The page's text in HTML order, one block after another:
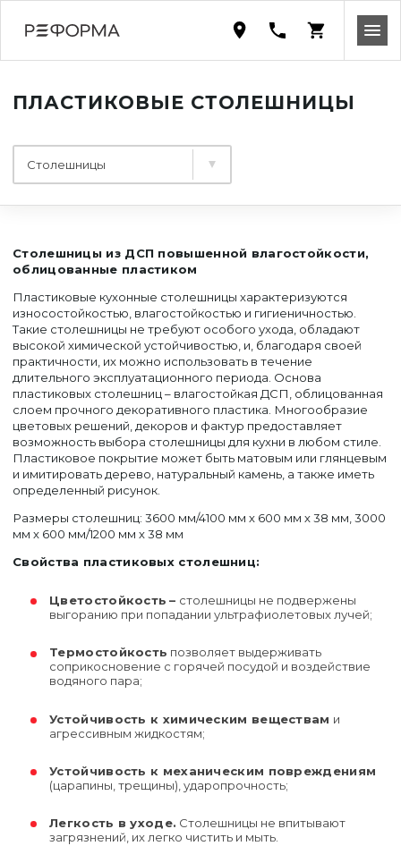
ПЛАСТИКОВЫЕ СТОЛЕШНИЦЫ
Столешницы
Столешницы из ДСП повышенной влагостойкости,
облицованные пластиком
Пластиковые кухонные столешницы характеризуются
износостойкостью, влагостойкостью и гигиеничностью.
Такие столешницы не требуют особого ухода, обладают
высокой химической устойчивостью, и, благодаря своей
практичности, их можно использовать в течение
длительного эксплуатационного периода. Основа
пластиковых столешниц – влагостойкая ДСП, облицованная
слоем прочного декоративного пластика. Многообразие
цветовых решений, декоров и фактур предоставляет
возможность выбора столешницы для кухни в любом стиле.
Пластиковое покрытие может быть матовым или глянцевым
и имитировать дерево, натуральный камень, а также иметь
определенный рисунок.
Размеры столешниц: 3600 мм/4100 мм х 600 мм х 38 мм, 3000
мм х 600 мм/1200 мм х 38 мм
Свойства пластиковых столешниц:
Цветостойкость – столешницы не подвержены
выгоранию при попадании ультрафиолетовых лучей;
Термостойкость позволяет выдерживать
соприкосновение с горячей посудой и воздействие
водяного пара;
Устойчивость к химическим веществам и
агрессивным жидкостям;
Устойчивость к механическим повреждениям
(царапины, трещины), ударопрочность;
Легкость в уходе. Столешницы не впитывают
загрязнений, их легко чистить и мыть.